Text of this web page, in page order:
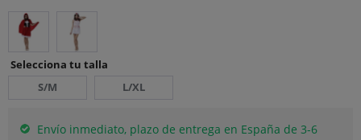
Selecciona tu talla
S/M
L/XL
Envío inmediato, plazo de entrega en España de 3-6